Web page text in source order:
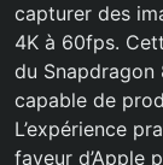
capturer des
4K à 60fps.
du Snapdragon
capable de
L’expérience
faveur d’Apple